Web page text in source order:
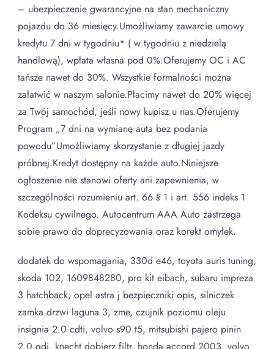
– ubezpieczenie gwarancyjne na stan mechaniczny
pojazdu do 36 miesięcy.Umożliwiamy zawarcie umowy
kredytu 7 dni w tygodniu* ( w tygodniu z niedzielą
handlową), wpłata własna pod 0%.Oferujemy OC i AC
tańsze nawet do 30%. Wszystkie formalności można
załatwić w naszym salonie.Płacimy nawet do 20% więcej
za Twój samochód, jeśli nowy kupisz u nas.Oferujemy
Program „7 dni na wymianę auta bez podania
powodu”Umożliwiamy skorzystanie z długiej jazdy
próbnej.Kredyt dostępny na każde auto.Niniejsze
ogłoszenie nie stanowi oferty ani zapewnienia, w
szczególności rozumieniu art. 66 § 1 i art. 556 indeks 1
Kodeksu cywilnego. Autocentrum AAA Auto zastrzega
sobie prawo do doprecyzowania oraz korekt omyłek.
dodatek do wspomagania, 330d e46, toyota auris tuning,
skoda 102, 1609848280, pro kit eibach, subaru impreza
3 hatchback, opel astra j bezpieczniki opis, silniczek
zamka drzwi laguna 3, zme, czujnik poziomu oleju
insignia 2.0 cdti, volvo s90 t5, mitsubishi pajero pinin